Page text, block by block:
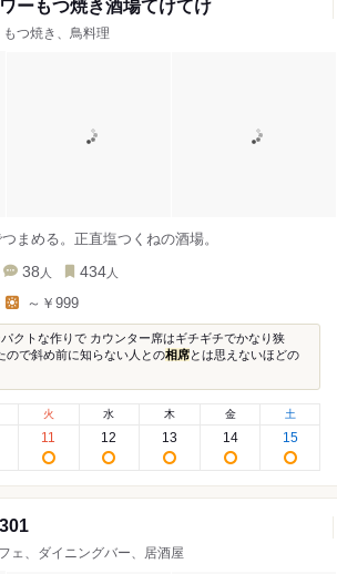
ーもつ焼き酒場てけてけ
つ焼き、鳥料理
まめる。正直塩つくねの酒場。
38 人 434 人
～￥999
パクトな作りで カウンター席はギチギチでかなり狭
ので斜め前に知らない人との相席とは思えないほどの
火
11
水
12
木
13
金
14
土
15
ェ、ダイニングバー、居酒屋